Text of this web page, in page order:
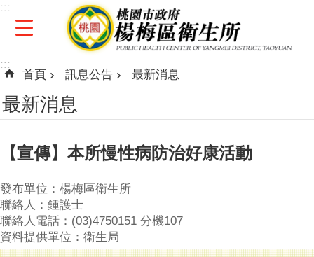
跳到主要內容區塊
:::
首頁 訊息公告 最新消息
最新消息
【宣傳】本所慢性病防治好康活動
發布單位：楊梅區衛生所
聯絡人：鍾護士
聯絡人電話：(03)4750151 分機107
資料提供單位：衛生局